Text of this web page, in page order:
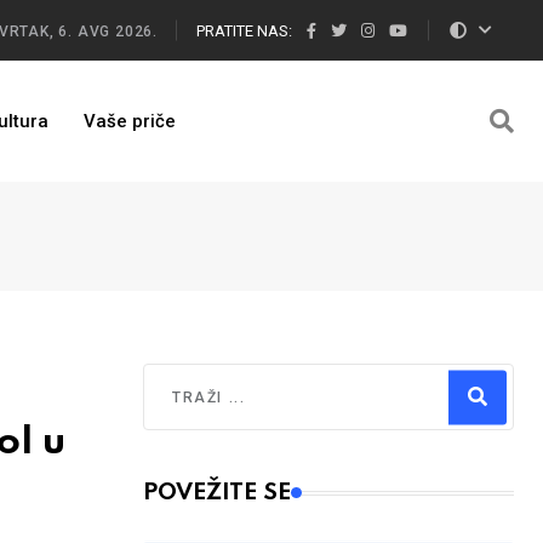
6. AVG 2026. PRATITE NAS:
Vaše priče
u
Type 2 or more characters for results.
POVEŽITE SE